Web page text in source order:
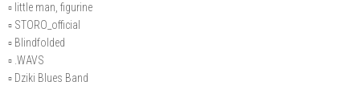
▫️ little man, figurine
▫️ STORO_official
▫️ Blindfolded
▫️ .WAVS
▫️ Dziki Blues Band